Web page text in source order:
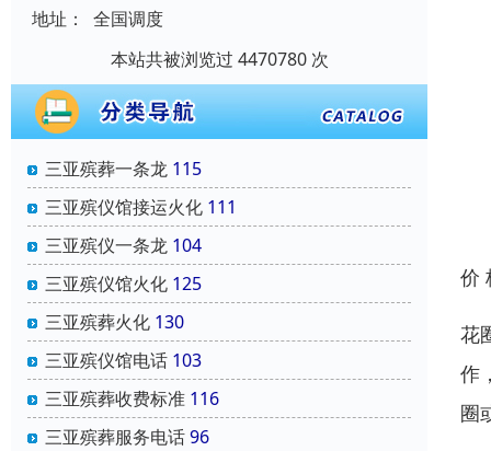
地址：
全国调度
本站共被浏览过 4470780 次
三亚殡葬一条龙 115
三亚殡仪馆接运火化 111
三亚殡仪一条龙 104
三亚殡仪馆火化 125
三亚殡葬火化 130
三亚殡仪馆电话 103
三亚殡葬收费标准 116
三亚殡葬服务电话96
价
花
作
圈